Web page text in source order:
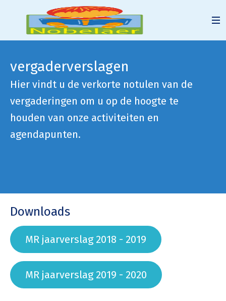
vergaderverslagen
Hier vindt u de verkorte notulen van de
vergaderingen om u op de hoogte te
houden van onze activiteiten en
agendapunten.
Downloads
MR jaarverslag 2018 - 2019
MR jaarverslag 2019 - 2020